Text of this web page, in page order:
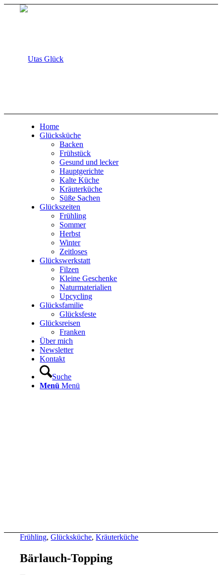
Home
Glücksküche
Backen
Frühstück
Gesund und lecker
Hauptgerichte
Kalte Küche
Kräuterküche
Süße Sachen
Glückszeiten
Frühling
Sommer
Herbst
Winter
Zeitloses
Glückswerkstatt
Filzen
Kleine Geschenke
Naturmaterialien
Upcycling
Glücksfamilie
Glücksfeste
Glücksreisen
Franken
Über mich
Newsletter
Kontakt
Suche
Menü Menü
Frühling,Glücksküche,Kräuterküche
Bärlauch-Topping